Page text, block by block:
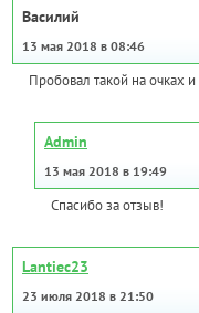
Василий
13 мая 2018 в 08:46
Пробовал такой на очках
Admin
13 мая 2018 в 19:49
Спасибо за отзыв!
Lantiec23
23 июля 2018 в 21:50